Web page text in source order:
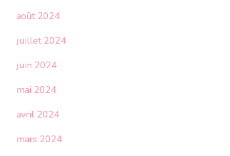
août 2024
juillet 2024
juin 2024
mai 2024
avril 2024
mars 2024